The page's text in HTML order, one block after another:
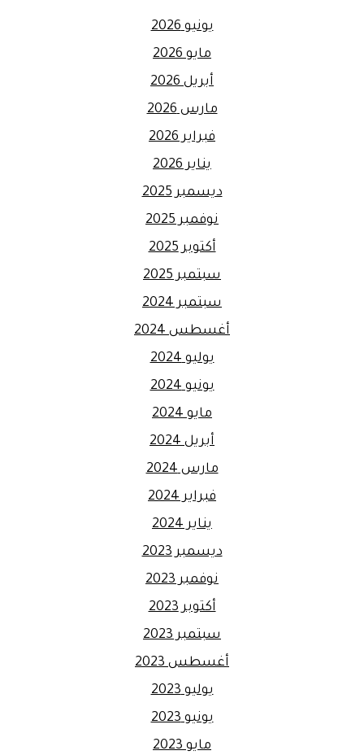
يونيو 2026
مايو 2026
أبريل 2026
مارس 2026
فبراير 2026
يناير 2026
ديسمبر 2025
نوفمبر 2025
أكتوبر 2025
سبتمبر 2025
سبتمبر 2024
أغسطس 2024
يوليو 2024
يونيو 2024
مايو 2024
أبريل 2024
مارس 2024
فبراير 2024
يناير 2024
ديسمبر 2023
نوفمبر 2023
أكتوبر 2023
سبتمبر 2023
أغسطس 2023
يوليو 2023
يونيو 2023
مايو 2023